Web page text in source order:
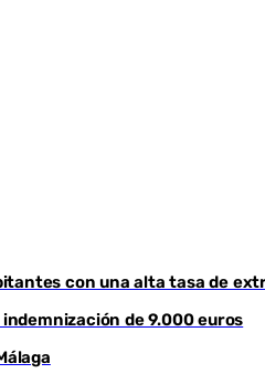
con una alta tasa de
de 9.000 euros